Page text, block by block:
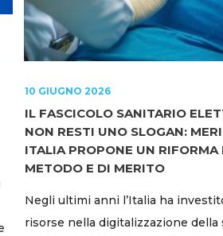
10 GIUGNO 2026
IL FASCICOLO SANITARIO
NON RESTI UNO SLOGAN:
ITALIA PROPONE UN RIFORMA
METODO E DI MERITO
Negli ultimi anni l’Italia ha
risorse nella digitalizzazione della